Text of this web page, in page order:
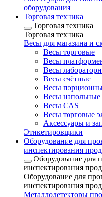
оборудования
Торговая техника
Торговая техника
Торговая техника
Весы для магазина и
Весы торговые
Весы
Весы
Весы счётные
Весы
Весы напольные
Весы CAS
Весы торговые
Аксессуары и
Этикетировщики
Оборудование для
инспектирования
Оборудование для
инспектирования
Оборудование для
инспектирования
Металлодетекторы